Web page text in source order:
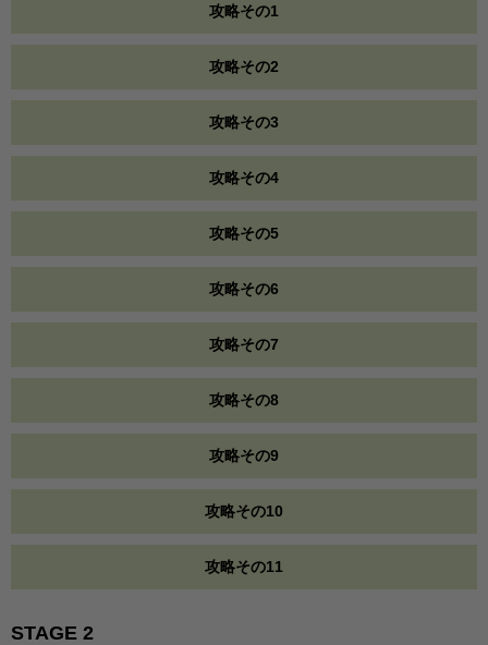
攻略その1
攻略その2
攻略その3
攻略その4
攻略その5
攻略その6
攻略その7
攻略その8
攻略その9
攻略その10
攻略その11
STAGE 2